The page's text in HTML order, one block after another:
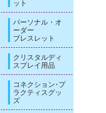
ット
パーソナル・オ
ーダー
ブレスレット
クリスタルディ
スプレイ用品
コネクション･プ
ラクティスグッ
ズ